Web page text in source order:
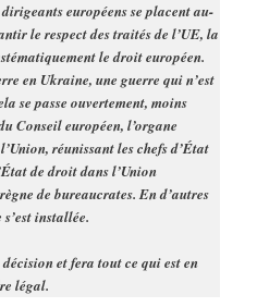
européens se placent au-
le respect des traités de l’UE, la
le droit européen.
en Ukraine, une guerre qui n’est
se passe ouvertement, moins
Conseil européen, l’organe
réunissant les chefs d’État
de droit dans l’Union
de bureaucrates. En d’autres
installée.
et fera tout ce qui est en
légal.